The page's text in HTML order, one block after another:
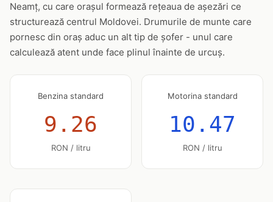
Neamț, cu care orașul formează rețeaua de așezări ce
structurează centrul Moldovei. Drumurile de munte care
pornesc din oraș aduc un alt tip de șofer - unul care
calculează atent unde face plinul înainte de urcuș.
Benzina standard
9.26
RON / litru
Motorina standard
10.47
RON / litru